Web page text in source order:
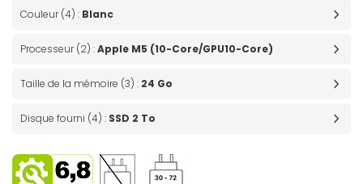
Couleur (4) : Blanc
Processeur (2) :Apple M5 (10-Core/GPU10-Core)
Taille de la mémoire (3) : 24 Go
Disque fourni (4) : SSD 2 To